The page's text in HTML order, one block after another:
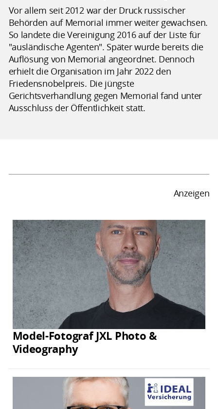
Vor allem seit 2012 war der Druck russischer
Behörden auf Memorial immer weiter gewachsen.
So landete die Vereinigung 2016 auf der Liste für
"ausländische Agenten". Später wurde bereits die
Auflösung von Memorial angeordnet. Dennoch
erhielt die Organisation im Jahr 2022 den
Friedensnobelpreis. Die jüngste
Gerichtsverhandlung gegen Memorial fand unter
Ausschluss der Öffentlichkeit statt.
Anzeigen
Model-Fotograf JXL Photo &
Videography